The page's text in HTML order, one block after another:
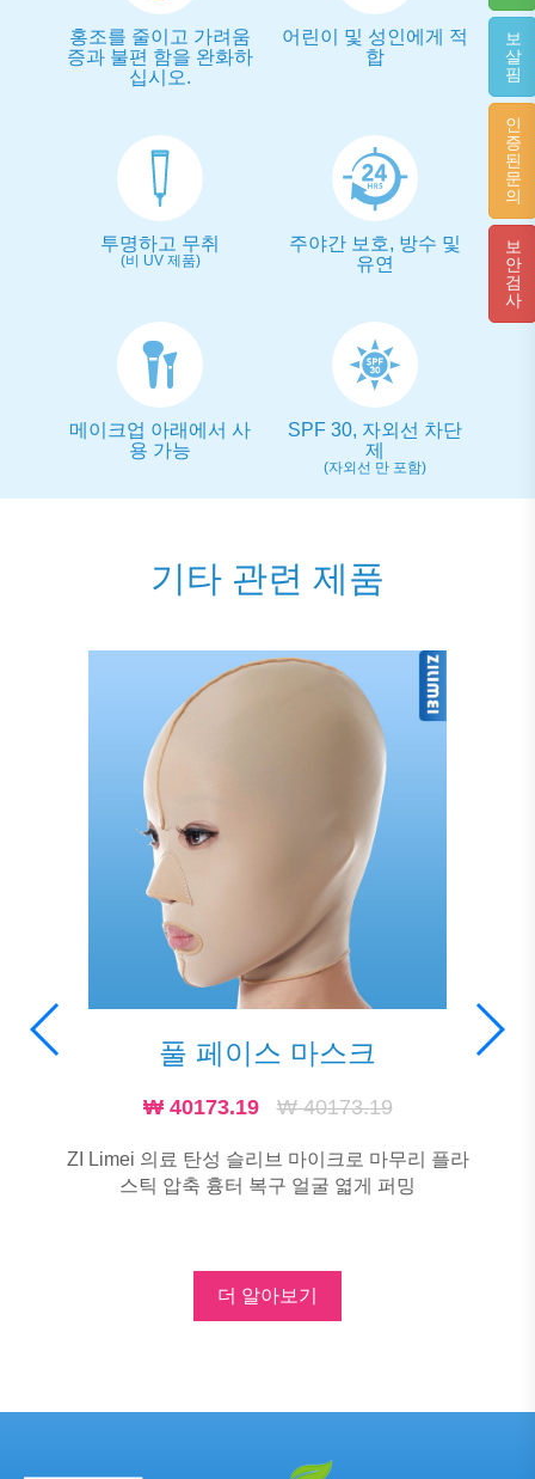
홍조를 줄이고 가려움
증과 불편 함을 완화하
십시오.
어린이 및 성인에게 적
합
투명하고 무취
(비 UV 제품)
주야간 보호, 방수 및
유연
메이크업 아래에서 사
용 가능
SPF 30, 자외선 차단
제
(자외선 만 포함)
기타 관련 제품
풀 페이스 마스크
₩ 40173.19 ₩ 40173.19
ZI Limei 의료 탄성 슬리브 마이크로 마무리 플라
스틱 압축 흉터 복구 얼굴 엷게 퍼밍
더 알아보기
보
살
핌
인
증
된
문
의
보
안
검
사